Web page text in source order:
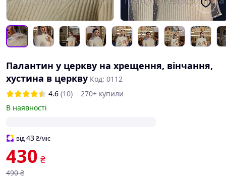
Палантин у церкву на хрещення, вінчання,
хустина в церкву Код: 0112
4.6 (10)
270+ купили
В наявності
від43₴/міс
430 ₴
490 ₴